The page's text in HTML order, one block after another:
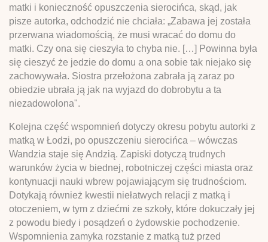
matki i konieczność opuszczenia sierocińca, skąd, jak
pisze autorka, odchodzić nie chciała: „Zabawa jej została
przerwana wiadomością, że musi wracać do domu do
matki. Czy ona się cieszyła to chyba nie. […] Powinna była
się cieszyć że jedzie do domu a ona sobie tak niejako się
zachowywała. Siostra przełożona zabrała ją zaraz po
obiedzie ubrała ją jak na wyjazd do dobrobytu a ta
niezadowolona".
Kolejna część wspomnień dotyczy okresu pobytu autorki z
matką w Łodzi, po opuszczeniu sierocińca – wówczas
Wandzia staje się Andzią. Zapiski dotyczą trudnych
warunków życia w biednej, robotniczej części miasta oraz
kontynuacji nauki wbrew pojawiającym się trudnościom.
Dotykają również kwestii niełatwych relacji z matką i
otoczeniem, w tym z dziećmi ze szkoły, które dokuczały jej
z powodu biedy i posądzeń o żydowskie pochodzenie.
Wspomnienia zamyka rozstanie z matką tuż przed